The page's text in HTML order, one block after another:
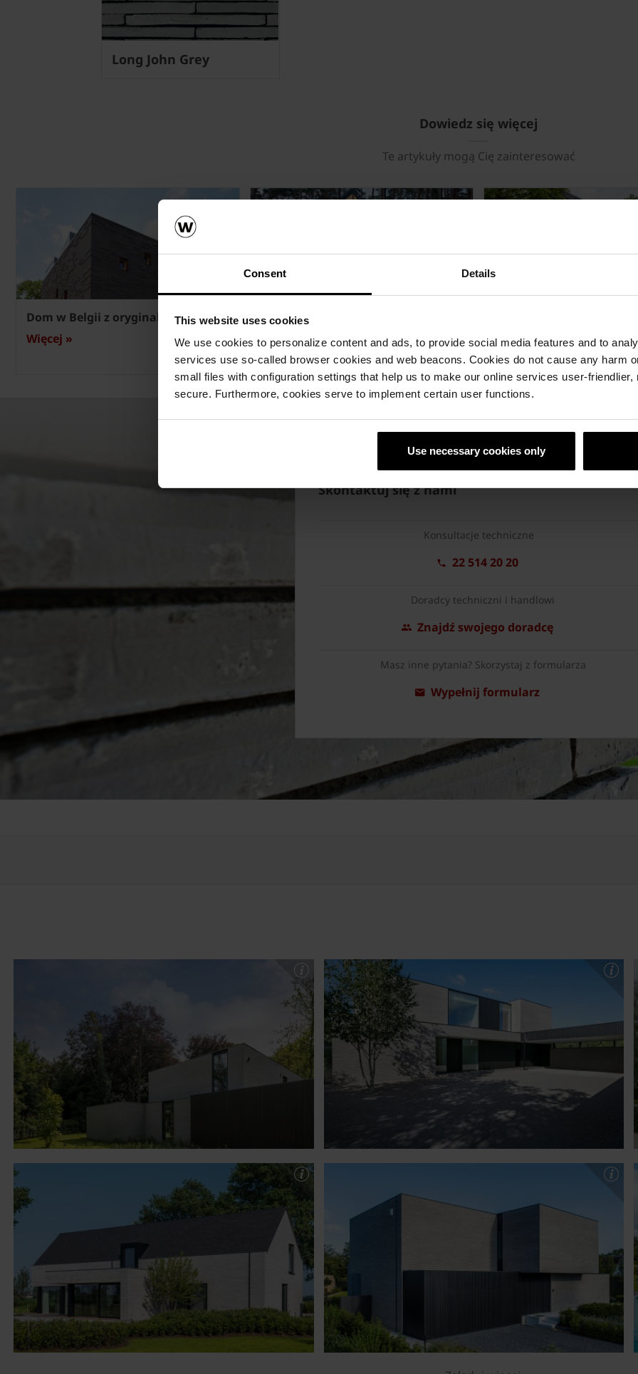
Consent Details
This website uses cookies
We use cookies to personalize content and ads, to provide social media features and to
services use so-called browser cookies and web beacons. Cookies do not cause any harm
small files with configuration settings that help us to make our online services user-friendlier,
secure. Furthermore, cookies serve to implement certain user functions.
Use necessary cookies only
Long John Grey
Dowiedz się więcej
Te artykuły mogą Cię zainteresować
Dom w Belgii z oryginalną fasadą
Więcej »
Podwójny czarny dom na Litwie
Więcej »
Więcej »
Skontaktuj się z nami
Konsultacje techniczne
22 514 20 20
Doradcy techniczni i handlowi
Znajdź swojego doradcę
Masz inne pytania? Skorzystaj z formularza
Wypełnij formularz